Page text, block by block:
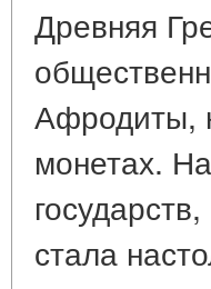
Древняя
Афродиты,
монетах.
стала